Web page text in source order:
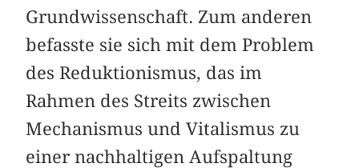
Grundwissenschaft. Zum anderen
befasste sie sich mit dem Problem
des Reduktionismus, das im
Rahmen des Streits zwischen
Mechanismus und Vitalismus zu
einer nachhaltigen Aufspaltung